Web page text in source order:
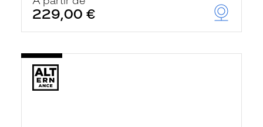
229,00 €